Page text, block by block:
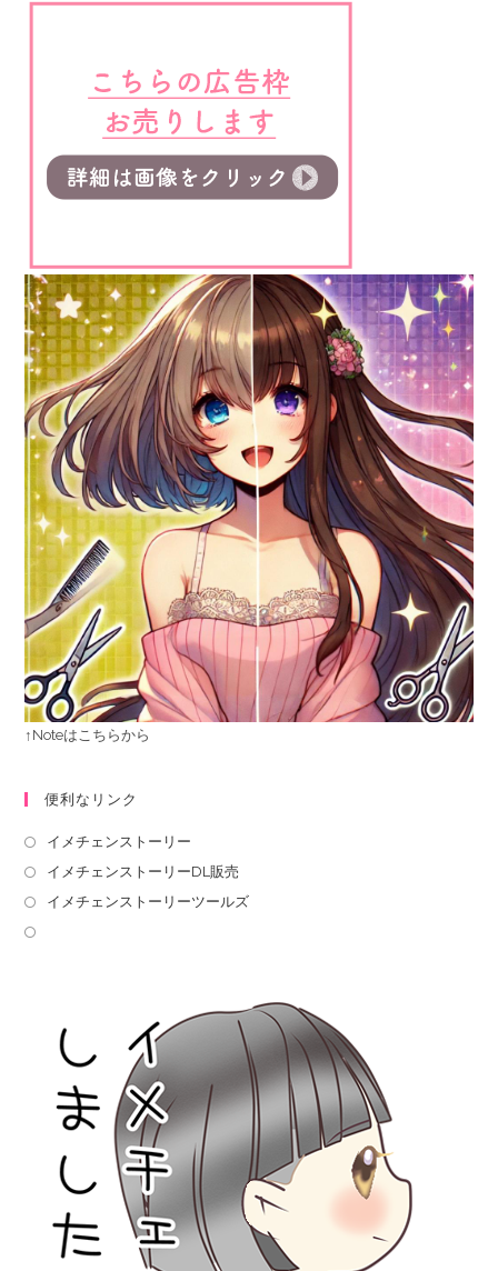
↑Noteはこちらから
便利なリンク
イメチェンストーリー
イメチェンストーリーDL販売
イメチェンストーリーツールズ